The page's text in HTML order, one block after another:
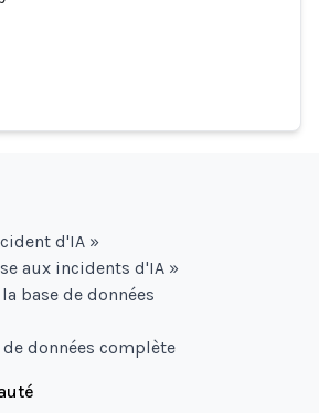
d'IA »
aux incidents d'IA »
base de données
de données complète